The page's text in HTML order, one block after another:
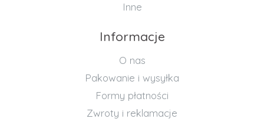
Inne
Informacje
O nas
Pakowanie i wysyłka
Formy płatności
Zwroty i reklamacje